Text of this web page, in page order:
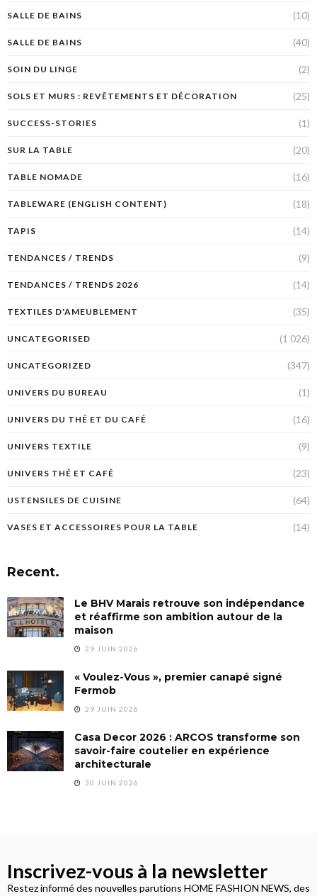
SALLE DE BAINS (10)
SALLE DE BAINS (40)
SOIN DU LINGE (2)
SOLS ET MURS : REVÊTEMENTS ET DÉCORATION (25)
SUCCESS-STORIES (1)
SUR LA TABLE (20)
TABLE NOMADE (16)
TABLEWARE (ENGLISH CONTENT) (18)
TAPIS (14)
TENDANCES / TRENDS (9)
TENDANCES / TRENDS 2026 (14)
TEXTILES D'AMEUBLEMENT (35)
UNCATEGORISED (1 026)
UNCATEGORIZED (347)
UNIVERS DU BUREAU (1)
UNIVERS DU THÉ ET DU CAFÉ (16)
UNIVERS TEXTILE (9)
UNIVERS THÉ ET CAFÉ (23)
USTENSILES DE CUISINE (64)
VASES ET ACCESSOIRES POUR LA TABLE (14)
Recent.
Le BHV Marais retrouve son indépendance
et réaffirme son ambition autour de la
maison
29 JUIN 2026
« Voulez-Vous », premier canapé signé
Fermob
29 JUIN 2026
Casa Decor 2026 : ARCOS transforme son
savoir-faire coutelier en expérience
architecturale
30 JUIN 2026
Inscrivez-vous à la newsletter
Restez informé des nouvelles parutions HOME FASHION NEWS, des